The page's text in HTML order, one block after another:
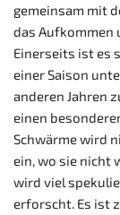
gemeinsam mit
das Aufkommen
Einerseits ist es
einer Saison
anderen Jahren
einen
Schwärme wird
ein, wo sie nicht
wird viel
erforscht. Es ist